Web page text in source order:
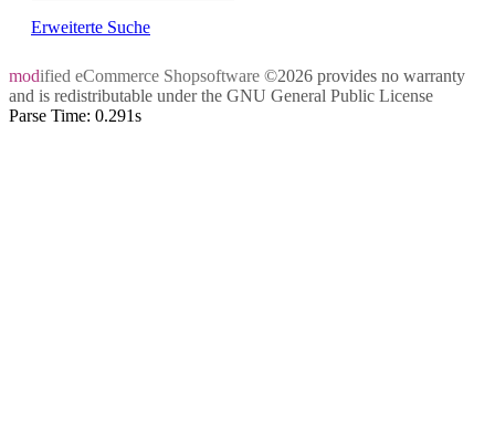
Erweiterte Suche
modified eCommerce Shopsoftware ©2026 provides no warranty
and is redistributable under the GNU General Public License
Parse Time: 0.291s